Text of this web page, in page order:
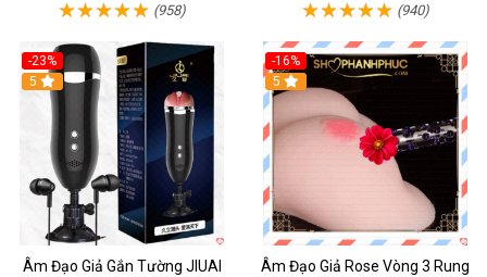
(958) (940)
-23%
5
Âm Đạo Giả Gắn Tường JIUAI
-16%
5
Âm Đạo Giả Rose Vòng 3 Rung